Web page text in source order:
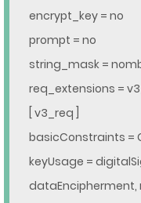
encrypt_key = no
prompt = no
string_mask =
req_extensions =
[ v3_req ]
basicConstraints =
keyUsage =
dataEncipherment,